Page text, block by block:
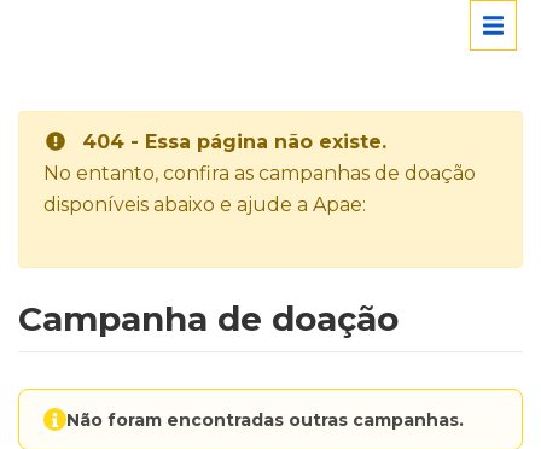
404 - Essa página não existe.
No entanto, confira as campanhas de doação
disponíveis abaixo e ajude a Apae:
Campanha de doação
Não foram encontradas outras campanhas.